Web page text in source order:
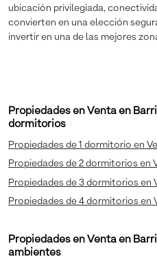
ubicación privilegiada,
convierten en una elección
invertir en una de las mejores
Propiedades en Venta en
dormitorios
Propiedades de 1 dormitorio en
Propiedades de 2 dormitorios en
Propiedades de 3 dormitorios en
Propiedades de 4 dormitorios en
Propiedades en Venta en
ambientes